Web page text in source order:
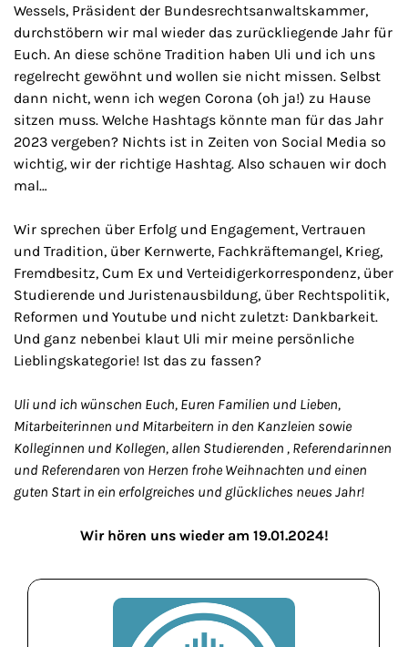
Wessels, Präsident der Bundesrechtsanwaltskammer,
durchstöbern wir mal wieder das zurückliegende Jahr für
Euch. An diese schöne Tradition haben Uli und ich uns
regelrecht gewöhnt und wollen sie nicht missen. Selbst
dann nicht, wenn ich wegen Corona (oh ja!) zu Hause
sitzen muss. Welche Hashtags könnte man für das Jahr
2023 vergeben? Nichts ist in Zeiten von Social Media so
wichtig, wir der richtige Hashtag. Also schauen wir doch
mal…
Wir sprechen über Erfolg und Engagement, Vertrauen
und Tradition, über Kernwerte, Fachkräftemangel, Krieg,
Fremdbesitz, Cum Ex und Verteidigerkorrespondenz, über
Studierende und Juristenausbildung, über Rechtspolitik,
Reformen und Youtube und nicht zuletzt: Dankbarkeit.
Und ganz nebenbei klaut Uli mir meine persönliche
Lieblingskategorie! Ist das zu fassen?
Uli und ich wünschen Euch, Euren Familien und Lieben,
Mitarbeiterinnen und Mitarbeitern in den Kanzleien sowie
Kolleginnen und Kollegen, allen Studierenden , Referendarinnen
und Referendaren von Herzen frohe Weihnachten und einen
guten Start in ein erfolgreiches und glückliches neues Jahr!
Wir hören uns wieder am 19.01.2024!